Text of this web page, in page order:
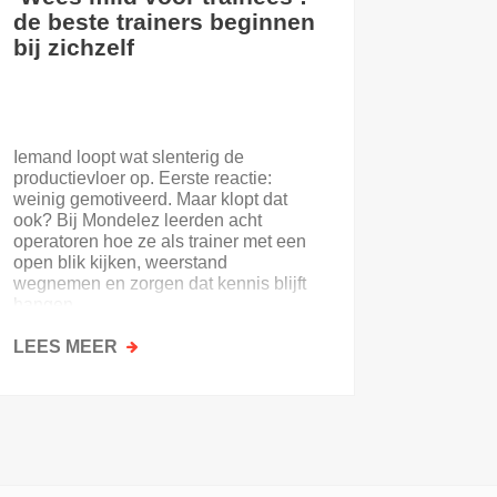
de beste trainers beginnen
bij zichzelf
Iemand loopt wat slenterig de
productievloer op. Eerste reactie:
weinig gemotiveerd. Maar klopt dat
ook? Bij Mondelez leerden acht
operatoren hoe ze als trainer met een
open blik kijken, weerstand
wegnemen en zorgen dat kennis blijft
hangen.
LEES MEER OVER